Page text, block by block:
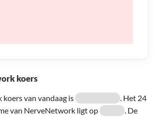
koers
van vandaag is
. Het 24
van NerveNetwork ligt op
. De